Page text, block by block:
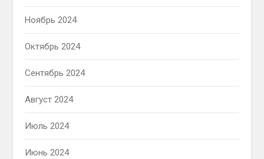
Ноябрь 2024
Октябрь 2024
Сентябрь 2024
Август 2024
Июль 2024
Июнь 2024